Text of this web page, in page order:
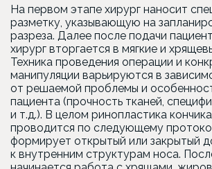
На первом этапе хирург наносит
разметку, указывающую на
разреза. Далее после подачи
хирург вторгается в мягкие и
Техника проведения операции и
манипуляции варьируются в
от решаемой проблемы и
пациента (прочность тканей,
и т.д.). В целом ринопластика
проводится по следующему
формирует открытый или закрытый
к внутренним структурам носа.